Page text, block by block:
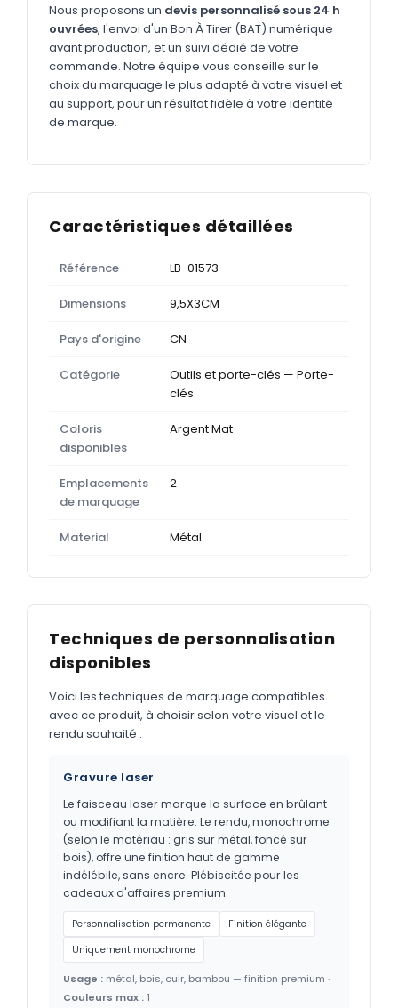
Bureau & écriture
Sacs & voyages
Verres & déjeuner
Technologie
Nous proposons un devis personnalisé sous 24 h
ouvrées, l'envoi d'un Bon À Tirer (BAT) numérique
avant production, et un suivi dédié de votre
commande. Notre équipe vous conseille sur le
choix du marquage le plus adapté à votre visuel et
au support, pour un résultat fidèle à votre identité
de marque.
Caractéristiques détaillées
Référence LB-01573
Dimensions 9,5X3CM
Pays d'origine CN
Catégorie
Outils et porte-clés — Porte-
clés
Coloris
disponibles
Argent Mat
Emplacements
de marquage
2
Material Métal
Techniques de personnalisation
disponibles
Voici les techniques de marquage compatibles
avec ce produit, à choisir selon votre visuel et le
rendu souhaité :
Gravure laser
Le faisceau laser marque la surface en brûlant
ou modifiant la matière. Le rendu, monochrome
(selon le matériau : gris sur métal, foncé sur
bois), offre une finition haut de gamme
indélébile, sans encre. Plébiscitée pour les
cadeaux d'affaires premium.
Personnalisation permanente
Finition élégante
Uniquement monochrome
Usage : métal, bois, cuir, bambou — finition premium ·
Couleurs max : 1